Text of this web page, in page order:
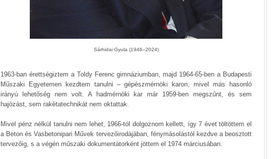
Sárhidai Gyula (1946–2024)
1963-ban érettségiztem a Toldy Ferenc gimnáziumban, majd 1964-65-ben a Budapesti
Műszaki Egyetemen kezdtem tanulni – gépészmérnöki karon, mivel más hasonló
irányú lehetőség nem volt. A hadmérnöki kar már 1959-ben megszűnt, és sem
hajózást, sem rakétatechnikát nem oktattak.
Mivel pénz nélkül tanulni nem lehet, 1966-tól dolgoznom kellett, így 7 évet töltöttem el
a Beton és Vasbetonipari Művek tervezőirodájában, fénymásolástól kezdve a beosztott
tervezőig, s a végén műszaki dokumentátorként jöttem el 1974 márciusában.